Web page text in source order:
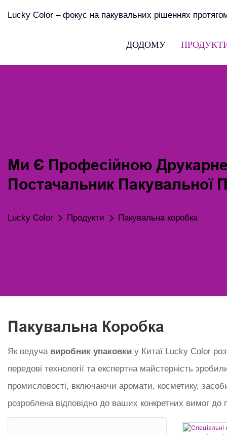
Lucky Color – фокус на пакувальних рішеннях
ДОДОМУ
Ми Є Професійною
Постачальник Пакувальної
Lucky Color Продукти Пакувальна коробка
Пакувальна Коробка
Як ведуча виробник упаковки у Китаї Lucky Color
передові технології та експертна майстерність
промисловості, включаючи аромати, косметику,
розроблена відповідно до ваших конкретних вимог